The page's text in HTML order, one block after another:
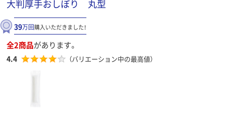
大判厚手おしぼり 丸型
39万回購入いただきました！
全2商品があります。
4.4 （バリエーション中の最高値）